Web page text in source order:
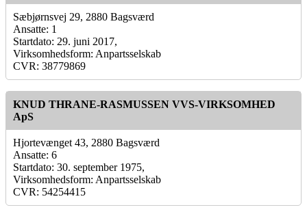
Sæbjørnsvej 29, 2880 Bagsværd
Ansatte: 1
Startdato: 29. juni 2017,
Virksomhedsform: Anpartsselskab
CVR: 38779869
KNUD THRANE-RASMUSSEN VVS-VIRKSOMHED
ApS
Hjortevænget 43, 2880 Bagsværd
Ansatte: 6
Startdato: 30. september 1975,
Virksomhedsform: Anpartsselskab
CVR: 54254415